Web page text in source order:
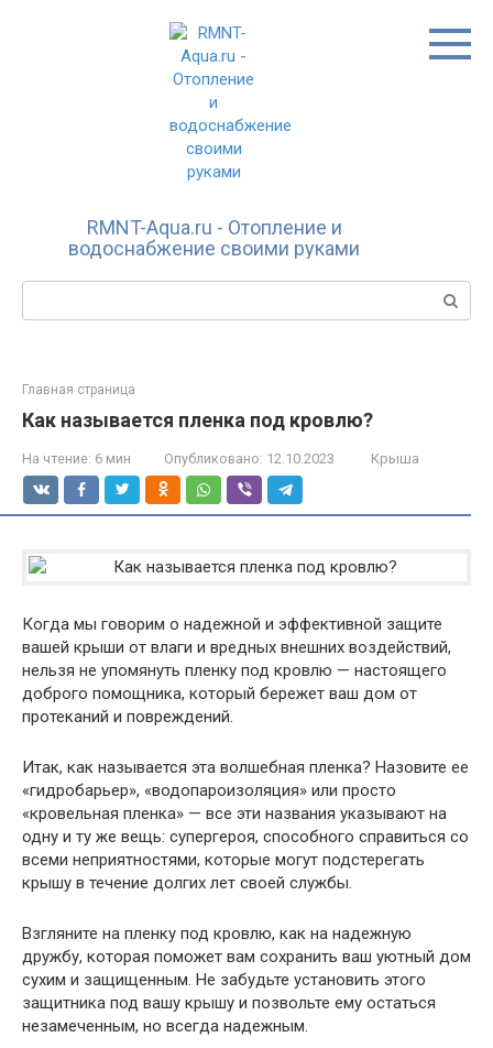
RMNT-Aqua.ru - Отопление и
водоснабжение своими руками
Поиск:
Главная страница
Как называется пленка под кровлю?
На чтение: 6 мин Опубликовано: 12.10.2023 Крыша
Когда мы говорим о надежной и эффективной защите
вашей крыши от влаги и вредных внешних воздействий,
нельзя не упомянуть пленку под кровлю — настоящего
доброго помощника, который бережет ваш дом от
протеканий и повреждений.
Итак, как называется эта волшебная пленка? Назовите ее
«гидробарьер», «водопароизоляция» или просто
«кровельная пленка» — все эти названия указывают на
одну и ту же вещь: супергероя, способного справиться со
всеми неприятностями, которые могут подстерегать
крышу в течение долгих лет своей службы.
Взгляните на пленку под кровлю, как на надежную
дружбу, которая поможет вам сохранить ваш уютный дом
сухим и защищенным. Не забудьте установить этого
защитника под вашу крышу и позвольте ему остаться
незамеченным, но всегда надежным.